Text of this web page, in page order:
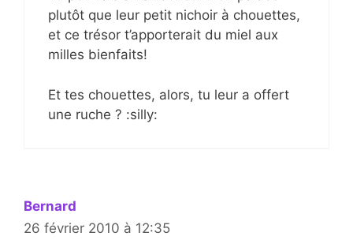
plutôt que leur petit nichoir à chouettes,
et ce trésor t’apporterait du miel aux
milles bienfaits!
Et tes chouettes, alors, tu leur a offert
une ruche ? :silly:
Bernard
26 février 2010 à 12:35